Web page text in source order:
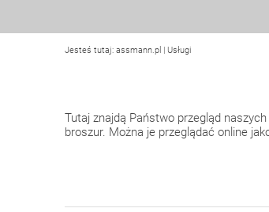
Jesteś tutaj: assmann.pl | Usługi
Tutaj znajdą Państwo przegląd
broszur. Można je przeglądać online